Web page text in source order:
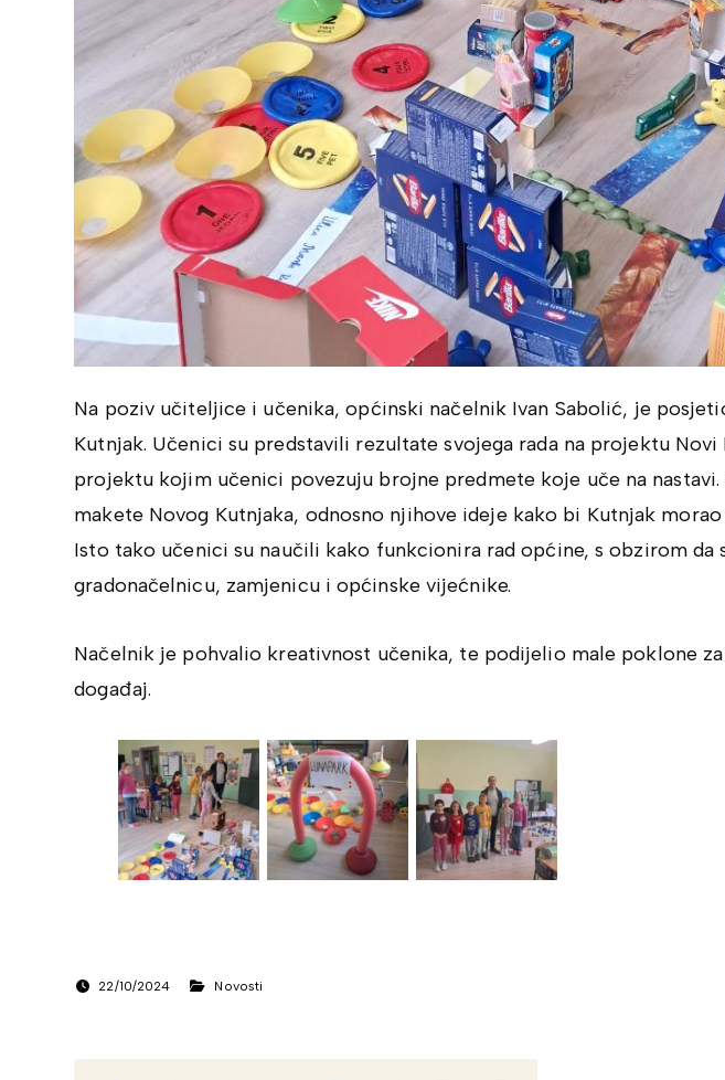
Na poziv učiteljice i učenika, općinski načelnik Ivan Sabolić, je
Kutnjak. Učenici su predstavili rezultate svojega rada na projektu Novi
projektu kojim učenici povezuju brojne predmete koje uče na
makete Novog Kutnjaka, odnosno njihove ideje kako bi Kutnjak
Isto tako učenici su naučili kako funkcionira rad općine, s obzirom da
gradonačelnicu, zamjenicu i općinske vijećnike.
Načelnik je pohvalio kreativnost učenika, te podijelio male poklone za
događaj.
22/10/2024 Novosti